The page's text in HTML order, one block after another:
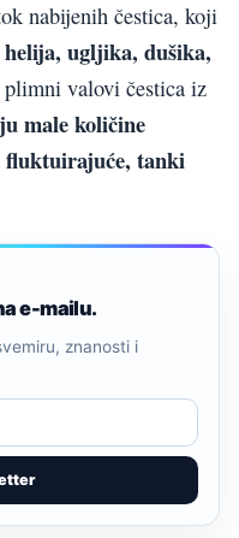
nabijenih čestica, koji
ugljika, dušika,
plimni valovi čestica iz
male količine
tanki
e-mailu.
znanosti i